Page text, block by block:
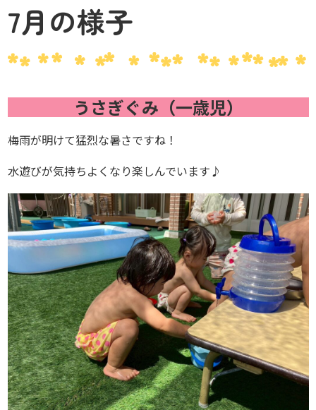
7月の様子
うさぎぐみ（一歳児）
梅雨が明けて猛烈な暑さですね！
水遊びが気持ちよくなり楽しんでいます♪